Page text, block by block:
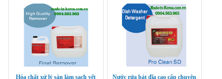
Hóa chất xử lý sàn làm sạch vết
Nước rửa bát đĩa cao cấp chuyên